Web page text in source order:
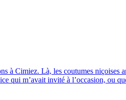
Cimiez. Là, les coutumes niçoises
qui m’avait invité à l’occasion, ou